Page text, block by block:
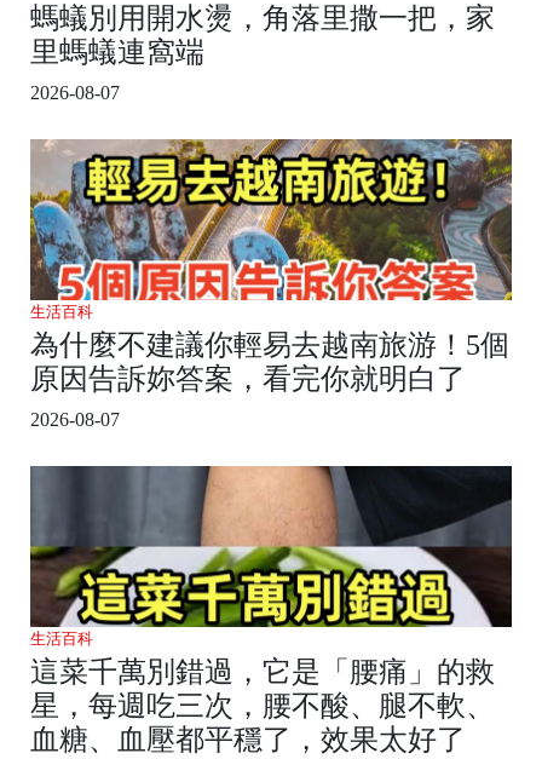
螞蟻別用開水燙，角落里撒一把，家
里螞蟻連窩端
2026-08-07
生活百科
為什麼不建議你輕易去越南旅游！5個
原因告訴妳答案，看完你就明白了
2026-08-07
生活百科
這菜千萬別錯過，它是「腰痛」的救
星，每週吃三次，腰不酸、腿不軟、
血糖、血壓都平穩了，效果太好了